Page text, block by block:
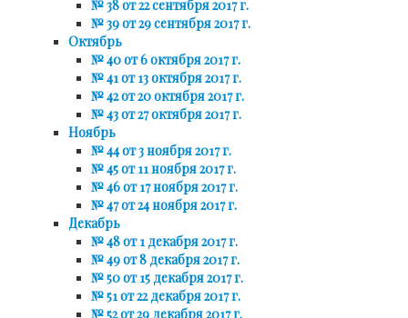
№ 38 от 22 сентября 2017 г.
№ 39 от 29 сентября 2017 г.
Октябрь
№ 40 от 6 октября 2017 г.
№ 41 от 13 октября 2017 г.
№ 42 от 20 октября 2017 г.
№ 43 от 27 октября 2017 г.
Ноябрь
№ 44 от 3 ноября 2017 г.
№ 45 от 11 ноября 2017 г.
№ 46 от 17 ноября 2017 г.
№ 47 от 24 ноября 2017 г.
Декабрь
№ 48 от 1 декабря 2017 г.
№ 49 от 8 декабря 2017 г.
№ 50 от 15 декабря 2017 г.
№ 51 от 22 декабря 2017 г.
№ 52 от 29 декабря 2017 г.